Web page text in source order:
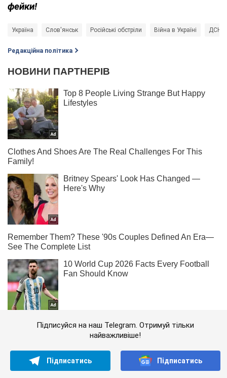
фейки!
Україна Слов'янськ Російські обстріли Війна в Україні ДСНС
Редакційна політика
Підписуйся на наш Telegram. Отримуй тільки
найважливіше!
Підписатись Підписатись